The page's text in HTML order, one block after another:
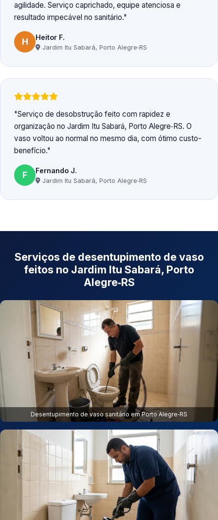
agilidade. Serviço caprichado, equipe atenciosa e
resultado impecável no sanitário.
H Heitor F.
Jardim Itu Sabará, Porto Alegre‑RS
Serviço de desobstrução feito com rapidez e
organização no Jardim Itu Sabará, Porto Alegre‑RS. O
vaso voltou ao normal no mesmo dia, com ótimo custo-
benefício.
F Fernando J.
Jardim Itu Sabará, Porto Alegre‑RS
Serviços de desentupimento de vaso
feitos no Jardim Itu Sabará, Porto
Alegre‑RS
Desentupimento de vaso sanitário em Porto Alegre‑RS